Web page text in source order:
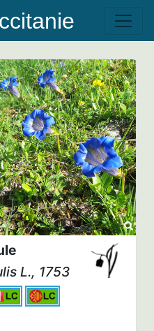
L., 1753